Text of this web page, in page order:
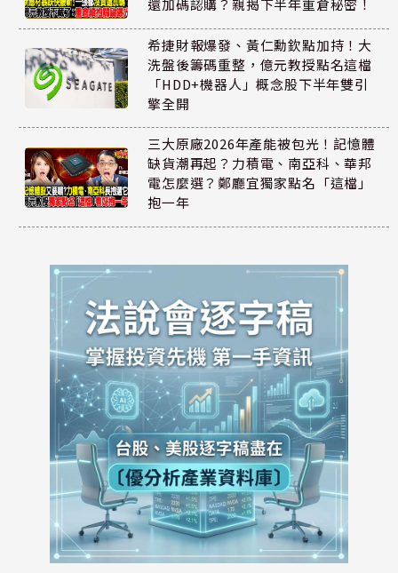
還加碼認購？親揭下半年重倉秘密！
希捷財報爆發、黃仁勳欽點加持！大
洗盤後籌碼重整，億元教授點名這檔
「HDD+機器人」概念股下半年雙引
擎全開
三大原廠2026年產能被包光！記憶體
缺貨潮再起？力積電、南亞科、華邦
電怎麼選？鄭廳宜獨家點名「這檔」
抱一年